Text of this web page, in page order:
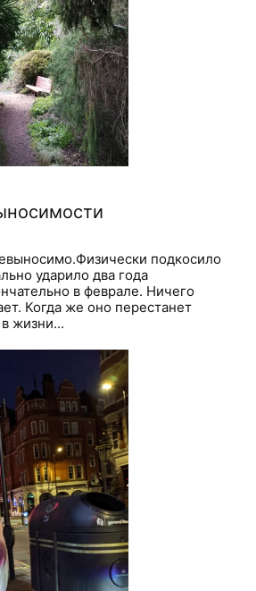
подкосило
ударило два года
в феврале. Ничего
Когда же оно перестанет
жизни...